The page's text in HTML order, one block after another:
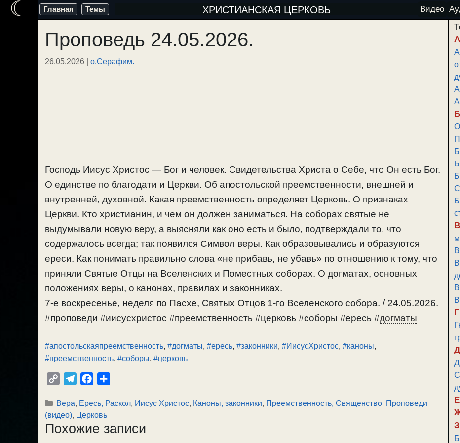
Перейти
содержимому
Главная Темы ХРИСТИАНСКАЯ ЦЕРКОВЬ Видео
Проповедь 24.05.2026.
26.05.2026 | о.Серафим.
Господь Иисус Христос — Бог и человек. Свидетельства Христа о Себе, что Он есть Бог.
О единстве по благодати и Церкви. Об апостольской преемственности, внешней и
внутренней, духовной. Какая преемственность определяет Церковь. О признаках
Церкви. Кто христианин, и чем он должен заниматься. На соборах святые не
выдумывали новую веру, а выясняли как оно есть и было, подтверждали то, что
содержалось всегда; так появился Символ веры. Как образовывались и образуются
ереси. Как понимать правильно слова «не прибавь, не убавь» по отношению к тому, что
приняли Святые Отцы на Вселенских и Поместных соборах. О догматах, основных
положениях веры, о канонах, правилах и законниках.
7-е воскресенье, неделя по Пасхе, Святых Отцов 1-го Вселенского собора. / 24.05.2026.
#проповеди #иисусхристос #преемственность #церковь #соборы #ересь #догматы
#апостольскаяпреемственность, #догматы, #ересь, #законники, #ИисусХристос, #каноны,
#преемственность, #соборы, #церковь
p
y
L
e
g
c
e
b
п
а
Рубрики
Вера, Ересь, Раскол, Иисус Христос, Каноны, законники, Преемственность, Священство, Проповеди
(видео), Церковь
Похожие записи
А
Б
В
Г
Д
Е
З
☾